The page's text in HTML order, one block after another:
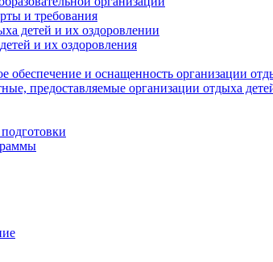
и требования
детей и их оздоровлении
и их оздоровления
обеспечение и оснащенность организации
предоставляемые организации отдыха